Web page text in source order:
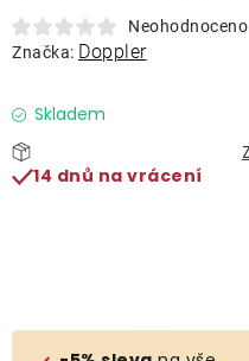
Doplňky
Deštníky
Gastro produkty
Neohodnoceno
Značka: Doppler
Skladem
14 dnů na vrácení